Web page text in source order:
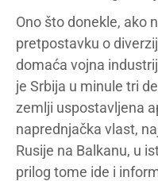
Ono što donekle, ako
pretpostavku o
domaća vojna
je Srbija u minule tri
zemlji uspostavljena
naprednjačka vlast,
Rusije na Balkanu, u
prilog tome ide i